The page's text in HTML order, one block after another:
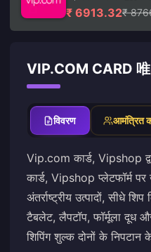
₹ 6913.32₹
VIP.COM CARD 唯
विवरण आमंत्रित
Vip.com कार्ड, Vipshop
कार्ड, Vipshop प्लेटफॉर्म
अंतर्राष्ट्रीय उत्पादों, सीधे
टैबलेट, लैपटॉप, फॉर्मूला दूध
शिपिंग शुल्क दोनों के निपटान